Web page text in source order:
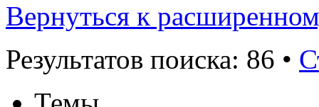
Вернуться к
Результатов поиска: 86 •